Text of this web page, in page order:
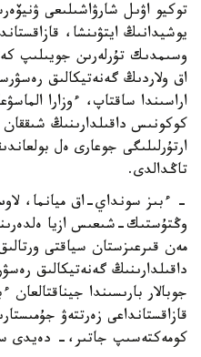
توكيو اۋىل شارۋاشىلىعى
يوشيدانىڭ ايتۋىنشا،
وسىمدىك تۇرلەرىن جويىلىپ
اق ولاردىڭ گەنەتيكالىق
اراسىندا ساقتاپ، ءوزارا
كوكونىس داقىلدارىنىڭ
ارتۇرلىلىگى جوعارى ەل
تاڭدالدى.
- ءبىز سونداي-اق ميانما،
وڭتۇستىك-شىعىس ازيا
مەن قىرعىزستان سياقتى
داقىلدارىنىڭ گەنەتيكالىق
جوبالار بارىسىندا جيناقتالعان
قازاقستانداعى زەرتتەۋ
كومەكتەسىپ جاتىر،- دەيدى